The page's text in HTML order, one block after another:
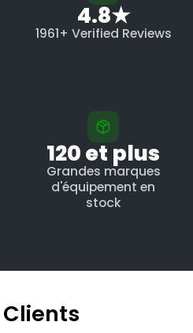
4.8★
1961+ Verified Reviews
120 et plus
Grandes marques
d'équipement en
stock